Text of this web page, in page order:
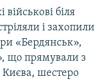
військові біля
і захопили
«Бердянськ»,
що прямували з
шестеро